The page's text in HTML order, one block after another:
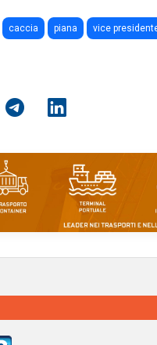
caccia piana vice